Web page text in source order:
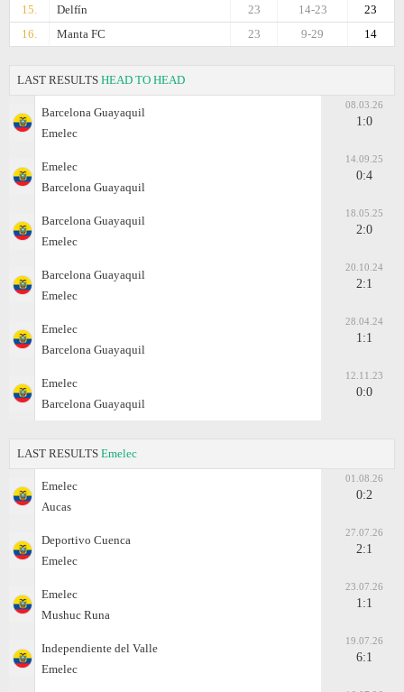
15. Delfín 23
14-23
23
16.
Manta FC 14
9-29
23
LAST RESULTS HEAD TO HEAD
Barcelona Guayaquil
Emelec
08.03.26
1:0
Emelec
Barcelona Guayaquil
14.09.25
0:4
Barcelona Guayaquil
Emelec
18.05.25
2:0
Barcelona Guayaquil
Emelec
20.10.24
2:1
Emelec
Barcelona Guayaquil
28.04.24
1:1
Emelec
Barcelona Guayaquil
12.11.23
0:0
LAST RESULTS Emelec
Emelec
Aucas
01.08.26
0:2
Deportivo Cuenca
Emelec
27.07.26
2:1
Emelec
Mushuc Runa
23.07.26
1:1
Independiente del Valle
Emelec
19.07.26
6:1